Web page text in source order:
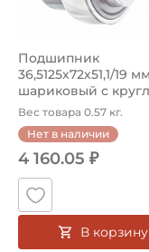
Подшипник
36,5125х72х51,1/19
шариковый с
отверстием на вал ...
Вес товара 0.57 кг.
Нет в наличии
4 160.05 ₽
В корзину